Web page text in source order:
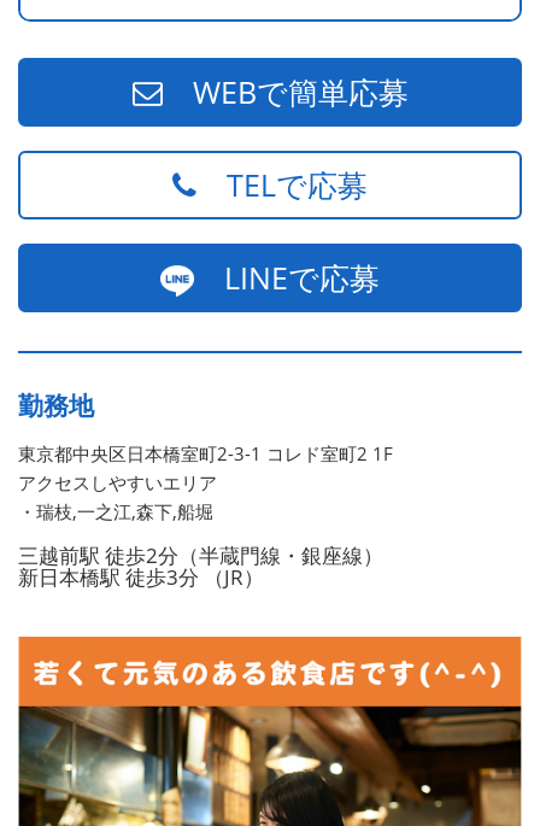
WEBで簡単応募
TELで応募
LINEで応募
勤務地
東京都中央区日本橋室町2-3-1 コレド室町2 1F
アクセスしやすいエリア
・瑞枝,一之江,森下,船堀
三越前駅 徒歩2分（半蔵門線・銀座線）
新日本橋駅 徒歩3分 （JR）